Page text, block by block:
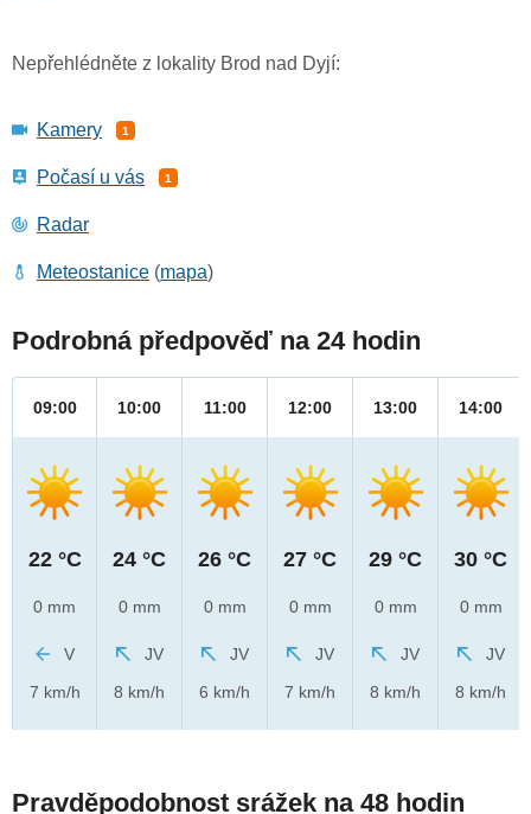
Nepřehlédněte z lokality Brod nad Dyjí:
Kamery 1
Počasí u vás 1
Radar
Meteostanice (mapa)
Podrobná předpověď na 24 hodin
09:00
22 °C
0 mm
V
7 km/h
10:00
24 °C
0 mm
JV
8 km/h
11:00
26 °C
0 mm
JV
6 km/h
12:00
27 °C
0 mm
JV
7 km/h
13:00
29 °C
0 mm
JV
8 km/h
14:00
30 °C
0 mm
JV
8 km/h
Pravděpodobnost srážek na 48 hodin